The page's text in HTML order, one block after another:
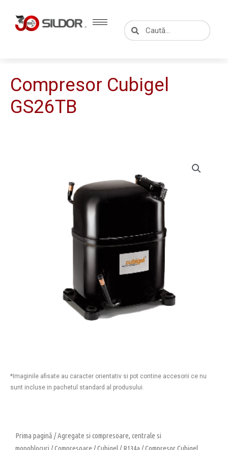
content
CautăCaută
Compresor Cubigel
GS26TB
*Imaginile afisate au caracter orientativ si pot contine accesorii ce nu
sunt incluse in pachetul standard al produsului.
Prima pagină /Agregate si compresoare, centrale si